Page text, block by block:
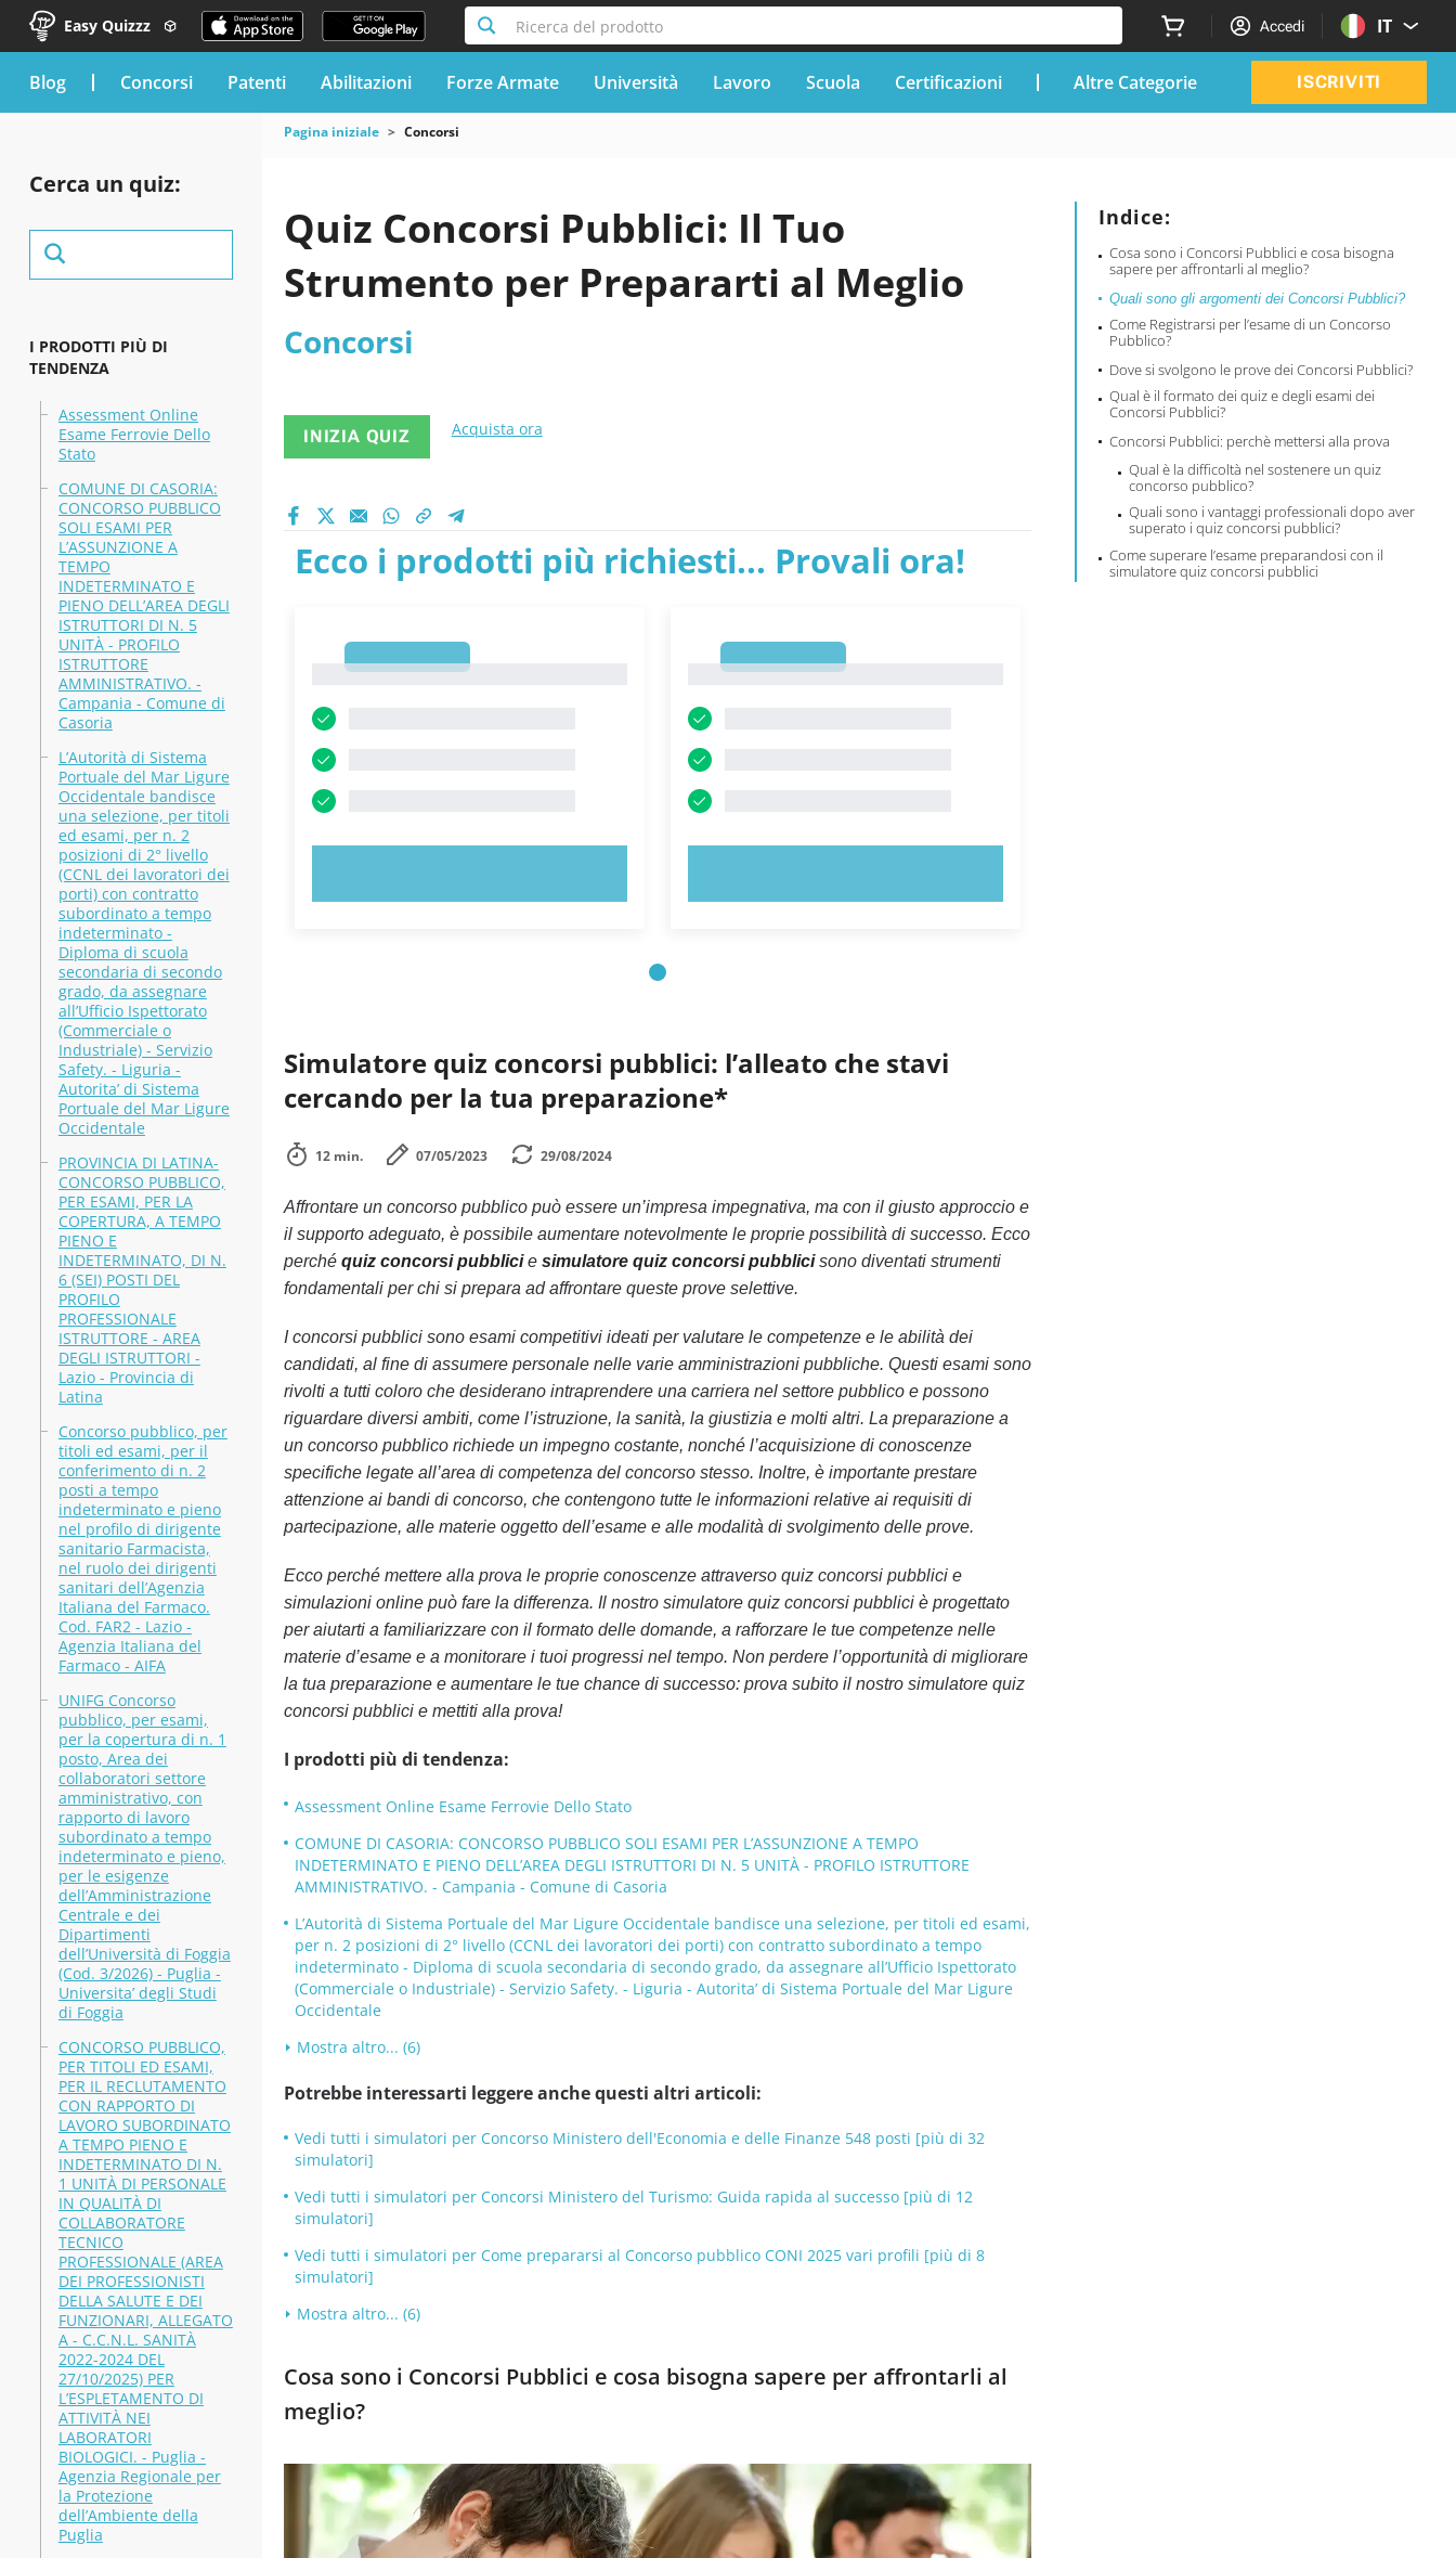
Easy Quizzz Ricerca del prodotto Accedi IT
blog Concorsi Patenti Abilitazioni Forze Armate Università Lavoro Scuola Certificazioni Altre Categorie ISCRIVITI
Cerca un quiz:
I PRODOTTI PIÙ DI
TENDENZA
Assessment Online
Esame Ferrovie Dello
Stato
COMUNE DI CASORIA:
CONCORSO PUBBLICO
SOLI ESAMI PER
L’ASSUNZIONE A
TEMPO
INDETERMINATO E
PIENO DELL’AREA DEGLI
ISTRUTTORI DI N. 5
UNITÀ - PROFILO
ISTRUTTORE
AMMINISTRATIVO. -
Campania - Comune di
Casoria
L’Autorità di Sistema
Portuale del Mar Ligure
Occidentale bandisce
una selezione, per titoli
ed esami, per n. 2
posizioni di 2° livello
(CCNL dei lavoratori dei
porti) con contratto
subordinato a tempo
indeterminato -
Diploma di scuola
secondaria di secondo
grado, da assegnare
all’Ufficio Ispettorato
(Commerciale o
Industriale) - Servizio
Safety. - Liguria -
Autorita’ di Sistema
Portuale del Mar Ligure
Occidentale
PROVINCIA DI LATINA-
CONCORSO PUBBLICO,
PER ESAMI, PER LA
COPERTURA, A TEMPO
PIENO E
INDETERMINATO, DI N.
6 (SEI) POSTI DEL
PROFILO
PROFESSIONALE
ISTRUTTORE - AREA
DEGLI ISTRUTTORI -
Lazio - Provincia di
Latina
Concorso pubblico, per
titoli ed esami, per il
conferimento di n. 2
posti a tempo
indeterminato e pieno
nel profilo di dirigente
sanitario Farmacista,
nel ruolo dei dirigenti
sanitari dell’Agenzia
Italiana del Farmaco.
Cod. FAR2 - Lazio -
Agenzia Italiana del
Farmaco - AIFA
UNIFG Concorso
pubblico, per esami,
per la copertura di n. 1
posto, Area dei
collaboratori settore
amministrativo, con
rapporto di lavoro
subordinato a tempo
indeterminato e pieno,
per le esigenze
dell’Amministrazione
Centrale e dei
Dipartimenti
dell’Università di Foggia
(Cod. 3/2026) - Puglia -
Universita’ degli Studi
di Foggia
CONCORSO PUBBLICO,
PER TITOLI ED ESAMI,
PER IL RECLUTAMENTO
CON RAPPORTO DI
LAVORO SUBORDINATO
A TEMPO PIENO E
INDETERMINATO DI N.
1 UNITÀ DI PERSONALE
IN QUALITÀ DI
COLLABORATORE
TECNICO
PROFESSIONALE (AREA
DEI PROFESSIONISTI
DELLA SALUTE E DEI
FUNZIONARI, ALLEGATO
A - C.C.N.L. SANITÀ
2022-2024 DEL
27/10/2025) PER
L’ESPLETAMENTO DI
ATTIVITÀ NEI
LABORATORI
BIOLOGICI. - Puglia -
Agenzia Regionale per
la Protezione
dell’Ambiente della
Puglia
Pagina iniziale Concorsi
Indice:
Cosa sono i Concorsi Pubblici e cosa bisogna
sapere per affrontarli al meglio?
Quali sono gli argomenti dei Concorsi Pubblici?
Come Registrarsi per l’esame di un Concorso
Pubblico?
Dove si svolgono le prove dei Concorsi Pubblici?
Qual è il formato dei quiz e degli esami dei
Concorsi Pubblici?
Concorsi Pubblici: perchè mettersi alla prova
Qual è la difficoltà nel sostenere un quiz
concorso pubblico?
Quali sono i vantaggi professionali dopo aver
superato i quiz concorsi pubblici?
Come superare l’esame preparandosi con il
simulatore quiz concorsi pubblici
Quiz Concorsi Pubblici: Il Tuo
Strumento per Prepararti al Meglio
Concorsi
INIZIA QUIZ Acquista ora
Ecco i prodotti più richiesti... Provali ora!
Simulatore quiz concorsi pubblici: l’alleato che stavi
cercando per la tua preparazione*
12 min. 07/05/2023 29/08/2024
Affrontare un concorso pubblico può essere un’impresa impegnativa, ma con il giusto approccio e
il supporto adeguato, è possibile aumentare notevolmente le proprie possibilità di successo. Ecco
perché quiz concorsi pubblicie simulatore quiz concorsi pubblicisono diventati strumenti
fondamentali per chi si prepara ad affrontare queste prove selettive.
I concorsi pubblici sono esami competitivi ideati per valutare le competenze e le abilità dei
candidati, al fine di assumere personale nelle varie amministrazioni pubbliche. Questi esami sono
rivolti a tutti coloro che desiderano intraprendere una carriera nel settore pubblico e possono
riguardare diversi ambiti, come l’istruzione, la sanità, la giustizia e molti altri. La preparazione a
un concorso pubblico richiede un impegno costante, nonché l’acquisizione di conoscenze
specifiche legate all’area di competenza del concorso stesso. Inoltre, è importante prestare
attenzione ai bandi di concorso, che contengono tutte le informazioni relative ai requisiti di
partecipazione, alle materie oggetto dell’esame e alle modalità di svolgimento delle prove.
Ecco perché mettere alla prova le proprie conoscenze attraverso quiz concorsi pubblici e
simulazioni online può fare la differenza. Il nostro simulatore quiz concorsi pubblici è progettato
per aiutarti a familiarizzare con il formato delle domande, a rafforzare le tue competenze nelle
materie d’esame e a monitorare i tuoi progressi nel tempo. Non perdere l’opportunità di migliorare
la tua preparazione e aumentare le tue chance di successo: prova subito il nostro simulatore quiz
concorsi pubblici e mettiti alla prova!
I prodotti più di tendenza:
Assessment Online Esame Ferrovie Dello Stato
COMUNE DI CASORIA: CONCORSO PUBBLICO SOLI ESAMI PER L’ASSUNZIONE A TEMPO
INDETERMINATO E PIENO DELL’AREA DEGLI ISTRUTTORI DI N. 5 UNITÀ - PROFILO ISTRUTTORE
AMMINISTRATIVO. - Campania - Comune di Casoria
L’Autorità di Sistema Portuale del Mar Ligure Occidentale bandisce una selezione, per titoli ed esami,
per n. 2 posizioni di 2° livello (CCNL dei lavoratori dei porti) con contratto subordinato a tempo
indeterminato - Diploma di scuola secondaria di secondo grado, da assegnare all’Ufficio Ispettorato
(Commerciale o Industriale) - Servizio Safety. - Liguria - Autorita’ di Sistema Portuale del Mar Ligure
Occidentale
Mostra altro... (6)
Potrebbe interessarti leggere anche questi altri articoli:
Vedi tutti i simulatori per Concorso Ministero dell'Economia e delle Finanze 548 posti [più di 32
simulatori]
Vedi tutti i simulatori per Concorsi Ministero del Turismo: Guida rapida al successo [più di 12
simulatori]
Vedi tutti i simulatori per Come prepararsi al Concorso pubblico CONI 2025 vari profili [più di 8
simulatori]
Mostra altro... (6)
Cosa sono i Concorsi Pubblici e cosa bisogna sapere per affrontarli al
meglio?